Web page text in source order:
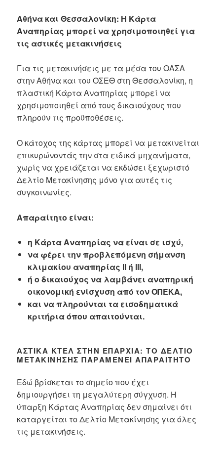
Αθήνα και Θεσσαλονίκη: Η Κάρτα
Αναπηρίας μπορεί να χρησιμοποιηθεί για
τις αστικές μετακινήσεις
Για τις μετακινήσεις με τα μέσα του ΟΑΣΑ
στην Αθήνα και του ΟΣΕΘ στη Θεσσαλονίκη, η
πλαστική Κάρτα Αναπηρίας μπορεί να
χρησιμοποιηθεί από τους δικαιούχους που
πληρούν τις προϋποθέσεις.
Ο κάτοχος της κάρτας μπορεί να μετακινείται
επικυρώνοντάς την στα ειδικά μηχανήματα,
χωρίς να χρειάζεται να εκδώσει ξεχωριστό
Δελτίο Μετακίνησης μόνο για αυτές τις
συγκοινωνίες.
Απαραίτητο είναι:
η Κάρτα Αναπηρίας να είναι σε ισχύ,
να φέρει την προβλεπόμενη σήμανση
κλιμακίου αναπηρίας ΙΙ ή ΙΙΙ,
ή ο δικαιούχος να λαμβάνει αναπηρική
οικονομική ενίσχυση από τον ΟΠΕΚΑ,
και να πληρούνται τα εισοδηματικά
κριτήρια όπου απαιτούνται.
ΑΣΤΙΚΆ ΚΤΕΛ ΣΤΗΝ ΕΠΑΡΧΊΑ: ΤΟ ΔΕΛΤΊΟ
ΜΕΤΑΚΊΝΗΣΗΣ ΠΑΡΑΜΈΝΕΙ ΑΠΑΡΑΊΤΗΤΟ
Εδώ βρίσκεται το σημείο που έχει
δημιουργήσει τη μεγαλύτερη σύγχυση. Η
ύπαρξη Κάρτας Αναπηρίας δεν σημαίνει ότι
καταργείται το Δελτίο Μετακίνησης για όλες
τις μετακινήσεις.